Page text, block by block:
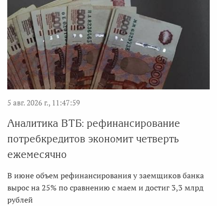
5 авг. 2026 г., 11:47:59
Аналитика ВТБ: рефинансирование
потребкредитов экономит четверть
ежемесячно
В июне объем рефинансирования у заемщиков банка
вырос на 25% по сравнению с маем и достиг 3,3 млрд
рублей